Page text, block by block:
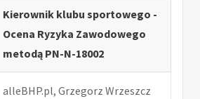
Kierownik klubu sportowego -
Ocena Ryzyka Zawodowego
metodą PN-N-18002
alleBHP.pl, Grzegorz Wrzeszcz